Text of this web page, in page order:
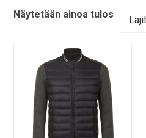
Näytetään ainoa tulos